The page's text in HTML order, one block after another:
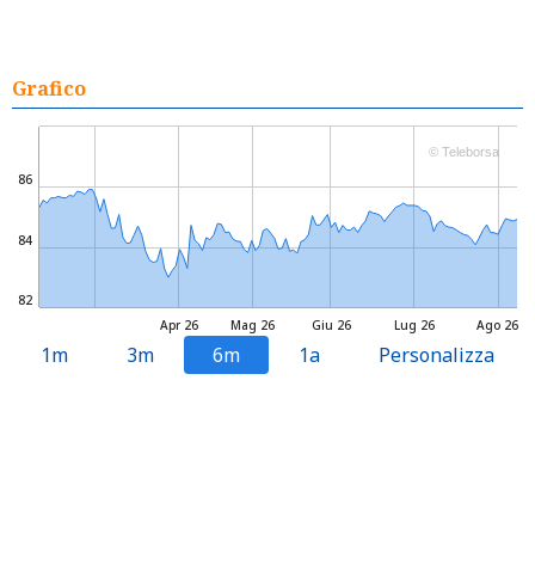
Grafico
Mag 26 Lug 26
Apr 26 Giu 26 Ago 26
82
84
86
© Teleborsa
1m 3m 6m 1a Personalizza